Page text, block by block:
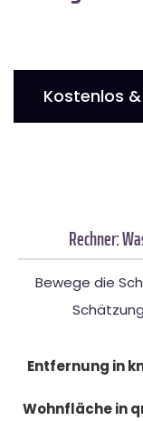
Kostenlos
Rechner:
Bewege die
Entfernung in
Wohnfläche in